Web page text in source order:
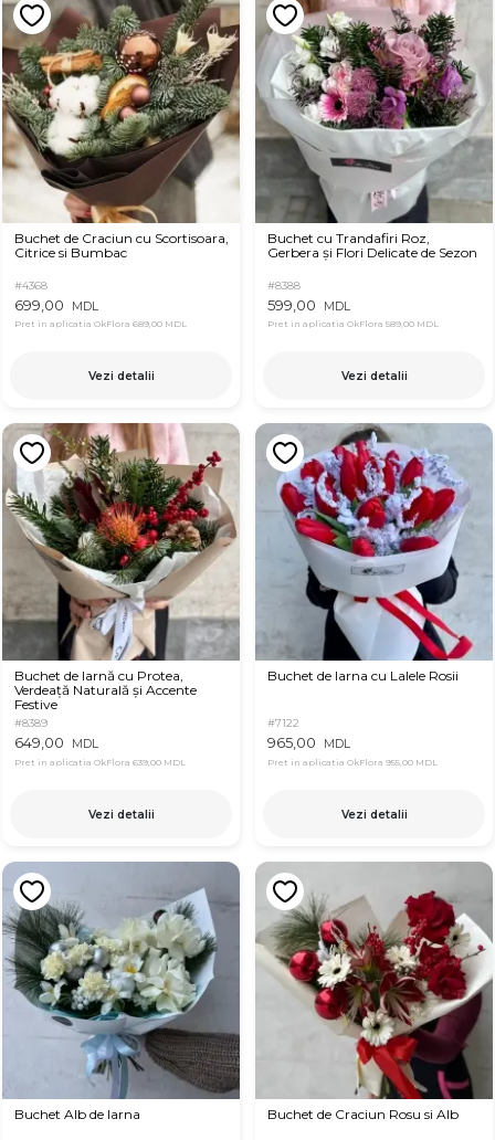
Buchet de Craciun cu Scortisoara,
Citrice si Bumbac
#4368
699,00 MDL
Pret in aplicatia OkFlora 689,00 MDL
Vezi detalii
Buchet cu Trandafiri Roz,
Gerbera și Flori Delicate de Sezon
#8388
599,00 MDL
Pret in aplicatia OkFlora 589,00 MDL
Vezi detalii
Buchet de Iarnă cu Protea,
Verdeață Naturală și Accente
Festive
#8389
649,00 MDL
Pret in aplicatia OkFlora 639,00 MDL
Vezi detalii
Buchet de Iarna cu Lalele Rosii
#7122
965,00 MDL
Pret in aplicatia OkFlora 955,00 MDL
Vezi detalii
Buchet Alb de Iarna Buchet de Craciun Rosu si Alb